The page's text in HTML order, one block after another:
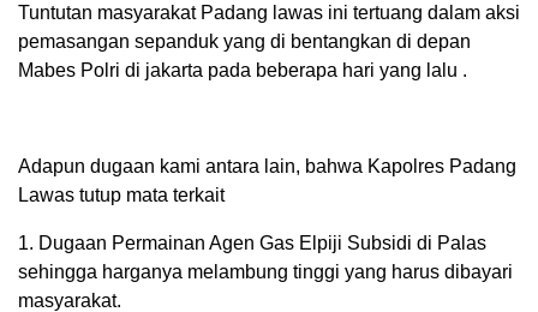
Tuntutan masyarakat Padang lawas ini tertuang dalam aksi
pemasangan sepanduk yang di bentangkan di depan
Mabes Polri di jakarta pada beberapa hari yang lalu .
Adapun dugaan kami antara lain, bahwa Kapolres Padang
Lawas tutup mata terkait
1. Dugaan Permainan Agen Gas Elpiji Subsidi di Palas
sehingga harganya melambung tinggi yang harus dibayari
masyarakat.